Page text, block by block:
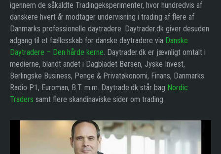
igennem de såkaldte Tradingeksperimenter, hvor hundredvis af
danskere hvert år modtager undervisning i trading af flere af
Danmarks professionelle daytradere. Daytrader.dk giver desuden
adgang til et fællesskab for danske daytradere via Danske
Daytradere – Den hårde kerne. Daytrader.dk er jævnligt omtalt i
medierne, blandt andet i Dagbladet Børsen, Jyske Invest,
Berlingske Business, Penge & Privatøkonomi, Finans, Danmarks
Radio P1, Euroman, B.T. m.m. Daytrade.dk står bag Nordic
Traders samt flere skandinaviske sider om trading.